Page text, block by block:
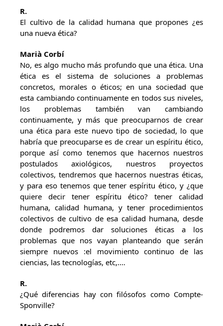
R.
El cultivo de la calidad humana que propones ¿es
una nueva ética?
Marià Corbí
No, es algo mucho más profundo que una ética. Una
ética es el sistema de soluciones a problemas
concretos, morales o éticos; en una sociedad que
esta cambiando continuamente en todos sus niveles,
los problemas también van cambiando
continuamente, y más que preocuparnos de crear
una ética para este nuevo tipo de sociedad, lo que
habría que preocuparse es de crear un espíritu ético,
porque así como tenemos que hacernos nuestros
postulados axiológicos, nuestros proyectos
colectivos, tendremos que hacernos nuestras éticas,
y para eso tenemos que tener espíritu ético, y ¿que
quiere decir tener espíritu ético? tener calidad
humana, calidad humana, y tener procedimientos
colectivos de cultivo de esa calidad humana, desde
donde podremos dar soluciones éticas a los
problemas que nos vayan planteando que serán
siempre nuevos :el movimiento continuo de las
ciencias, las tecnologías, etc,.…
R.
¿Qué diferencias hay con filósofos como Compte-
Sponville?